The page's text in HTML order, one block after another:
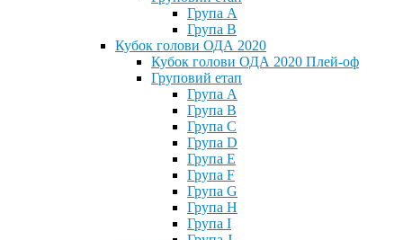
Група А
Група В
Кубок голови ОДА 2020
Кубок голови ОДА 2020 Плей-оф
Груповий етап
Група A
Група B
Група C
Група D
Група E
Група F
Група G
Група H
Група I